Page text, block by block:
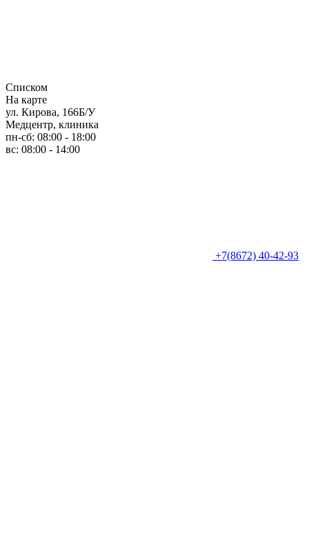
Списком
На карте
ул. Кирова, 166Б/У
Медцентр, клиника
пн-сб: 08:00 - 18:00
вс: 08:00 - 14:00
+7(8672) 40-42-93